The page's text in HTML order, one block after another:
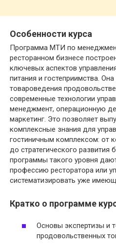
Особенности курса
Программа МТИ по
ресторанном бизнесе
ключевых аспектов
питания и гостеприимства.
товароведения
современные технологии
менеджмент, операционную
маркетинг. Это позволяет
комплексные знания для
гостиничным комплексом: от
до стратегического развития
программы такого уровня
профессию ресторатора или
систематизировать уже
Кратко о программе
Основы экспертизы и
продовольственных